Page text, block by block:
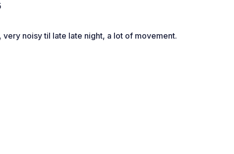
very noisy til late late night, a lot of movement.